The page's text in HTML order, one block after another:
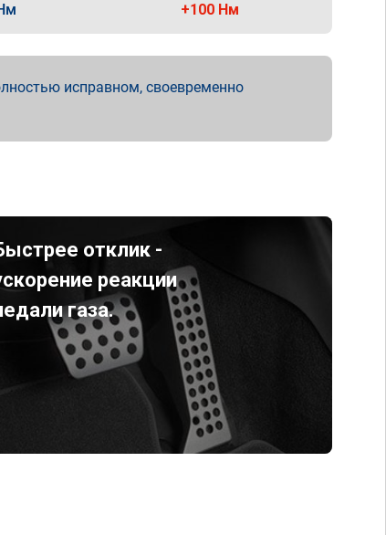
+100 Нм
исправном, своевременно
отклик -
реакции
газа.